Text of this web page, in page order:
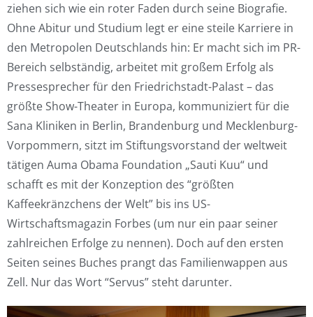
ziehen sich wie ein roter Faden durch seine Biografie.
Ohne Abitur und Studium legt er eine steile Karriere in
den Metropolen Deutschlands hin: Er macht sich im PR-
Bereich selbständig, arbeitet mit großem Erfolg als
Pressesprecher für den Friedrichstadt-Palast – das
größte Show-Theater in Europa, kommuniziert für die
Sana Kliniken in Berlin, Brandenburg und Mecklenburg-
Vorpommern, sitzt im Stiftungsvorstand der weltweit
tätigen Auma Obama Foundation „Sauti Kuu“ und
schafft es mit der Konzeption des “größten
Kaffeekränzchens der Welt” bis ins US-
Wirtschaftsmagazin Forbes (um nur ein paar seiner
zahlreichen Erfolge zu nennen). Doch auf den ersten
Seiten seines Buches prangt das Familienwappen aus
Zell. Nur das Wort “Servus” steht darunter.